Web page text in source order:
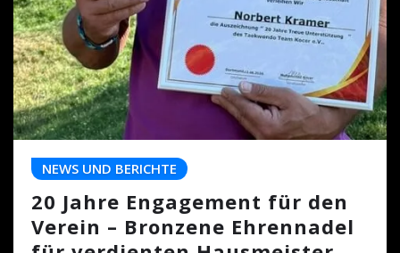
NEWS UND BERICHTE
20 Jahre Engagement für den
Verein – Bronzene Ehrennadel